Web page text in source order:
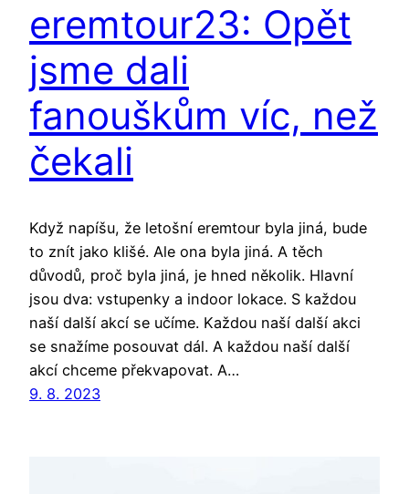
eremtour23: Opět
jsme dali
fanouškům víc, než
čekali
Když napíšu, že letošní eremtour byla jiná, bude
to znít jako klišé. Ale ona byla jiná. A těch
důvodů, proč byla jiná, je hned několik. Hlavní
jsou dva: vstupenky a indoor lokace. S každou
naší další akcí se učíme. Každou naší další akci
se snažíme posouvat dál. A každou naší další
akcí chceme překvapovat. A…
9. 8. 2023